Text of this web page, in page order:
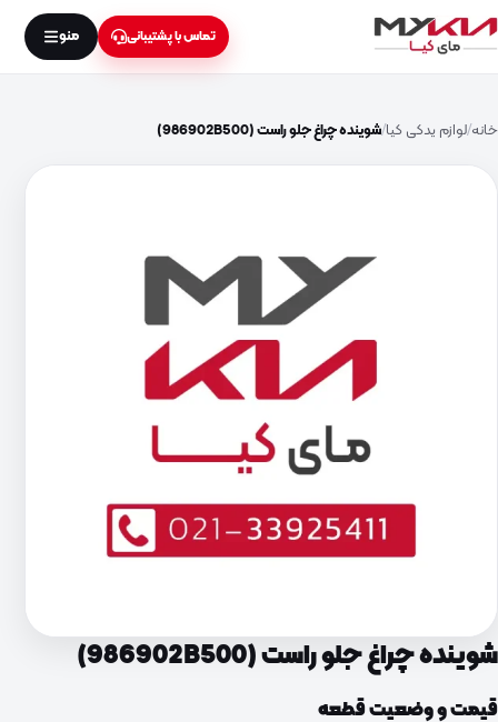
تماس با پشتیبانی منو
خانه لوازم یدکی کیا شوینده چراغ جلو راست (986902B500)
شوینده چراغ جلو راست (986902B500)
قیمت و وضعیت قطعه